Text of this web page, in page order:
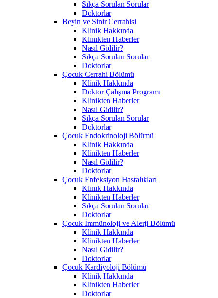
Sıkça Sorulan Sorular
Doktorlar
Beyin ve Sinir Cerrahisi
Klinik Hakkında
Klinikten Haberler
Nasıl Gidilir?
Sıkça Sorulan Sorular
Doktorlar
Çocuk Cerrahi Bölümü
Klinik Hakkında
Doktor Çalışma Programı
Klinikten Haberler
Nasıl Gidilir?
Sıkça Sorulan Sorular
Doktorlar
Çocuk Endokrinoloji Bölümü
Klinik Hakkında
Klinikten Haberler
Nasıl Gidilir?
Doktorlar
Çocuk Enfeksiyon Hastalıkları
Klinik Hakkında
Klinikten Haberler
Sıkça Sorulan Sorular
Doktorlar
Çocuk İmmünoloji ve Alerji Bölümü
Klinik Hakkında
Klinikten Haberler
Nasıl Gidilir?
Doktorlar
Çocuk Kardiyoloji Bölümü
Klinik Hakkında
Klinikten Haberler
Doktorlar